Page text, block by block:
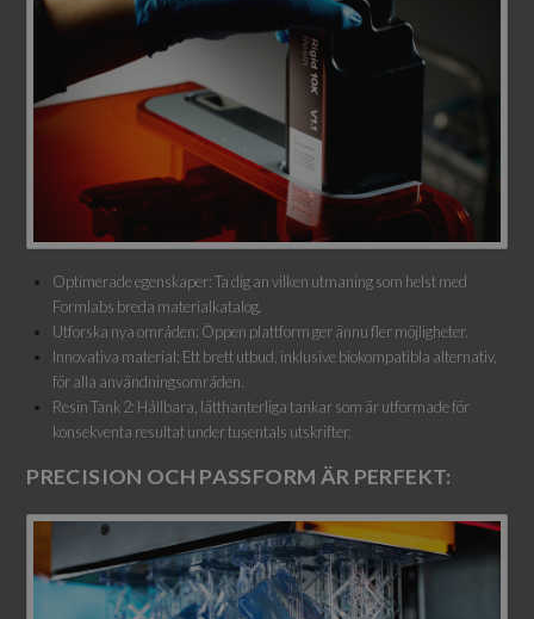
Optimerade egenskaper: Ta dig an vilken utmaning som helst med
Formlabs breda materialkatalog.
Utforska nya områden: Öppen plattform ger ännu fler möjligheter.
Innovativa material: Ett brett utbud, inklusive biokompatibla alternativ,
för alla användningsområden.
Resin Tank 2: Hållbara, lätthanterliga tankar som är utformade för
konsekventa resultat under tusentals utskrifter.
PRECISION OCH PASSFORM ÄR PERFEKT: